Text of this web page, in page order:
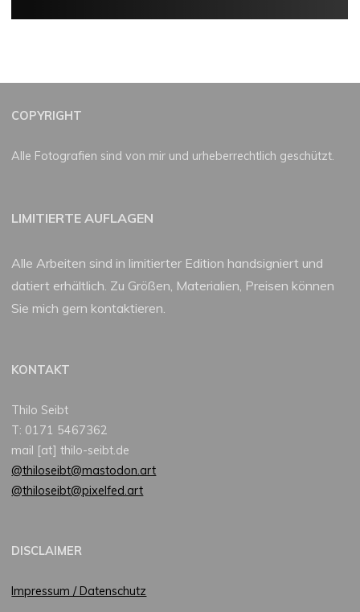
COPYRIGHT
Alle Fotografien sind von mir und urheberrechtlich geschützt.
LIMITIERTE AUFLAGEN
Alle Arbeiten sind in limitierter Edition handsigniert und
datiert erhältlich. Zu Größen, Materialien, Preisen können
Sie mich gern kontaktieren.
KONTAKT
Thilo Seibt
T: 0171 5467362
mail [at] thilo-seibt.de
@thiloseibt@mastodon.art
@thiloseibt@pixelfed.art
DISCLAIMER
Impressum / Datenschutz